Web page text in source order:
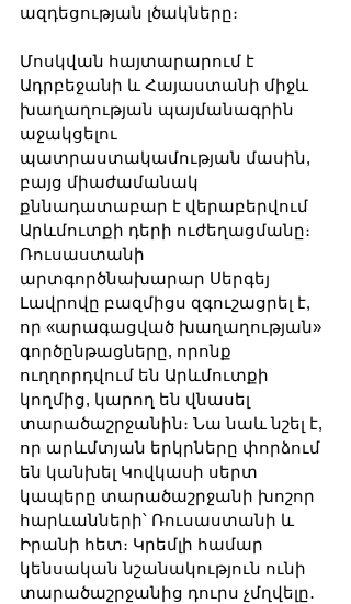
ազդեցության լծակները։
Մոսկվան հայտարարում է
Ադրբեջանի և Հայաստանի միջև
խաղաղության պայմանագրին
աջակցելու
պատրաստակամության մասին,
բայց միաժամանակ
քննադատաբար է վերաբերվում
Արևմուտքի դերի ուժեղացմանը։
Ռուսաստանի
արտգործնախարար Սերգեյ
Լավրովը բազմիցս զգուշացրել է,
որ «արագացված խաղաղության»
գործընթացները, որոնք
ուղղորդվում են Արևմուտքի
կողմից, կարող են վնասել
տարածաշրջանին։ Նա նաև նշել է,
որ արևմտյան երկրները փորձում
են կանխել Կովկասի սերտ
կապերը տարածաշրջանի խոշոր
հարևանների՝ Ռուսաստանի և
Իրանի հետ։ Կրեմլի համար
կենսական նշանակություն ունի
տարածաշրջանից դուրս չմղվելը․